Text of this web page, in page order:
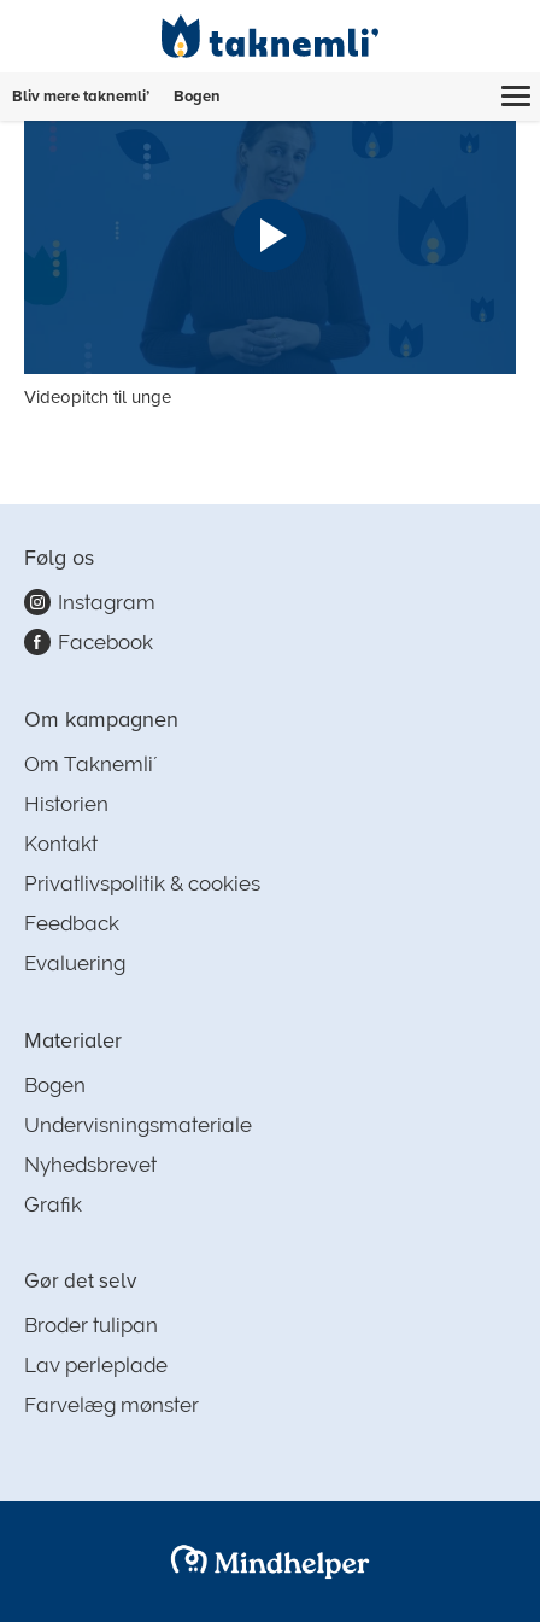
Bliv mere taknemli’ Bogen
Videopitch til unge
Om kampagnen
Om Taknemli´
Historien
Kontakt
Privatlivspolitik & cookies
Feedback
Evaluering
Materialer
Bogen
Undervisningsmateriale
Nyhedsbrevet
Grafik
Gør det selv
Broder tulipan
Lav perleplade
Farvelæg mønster
Følg os
Instagram
Facebook